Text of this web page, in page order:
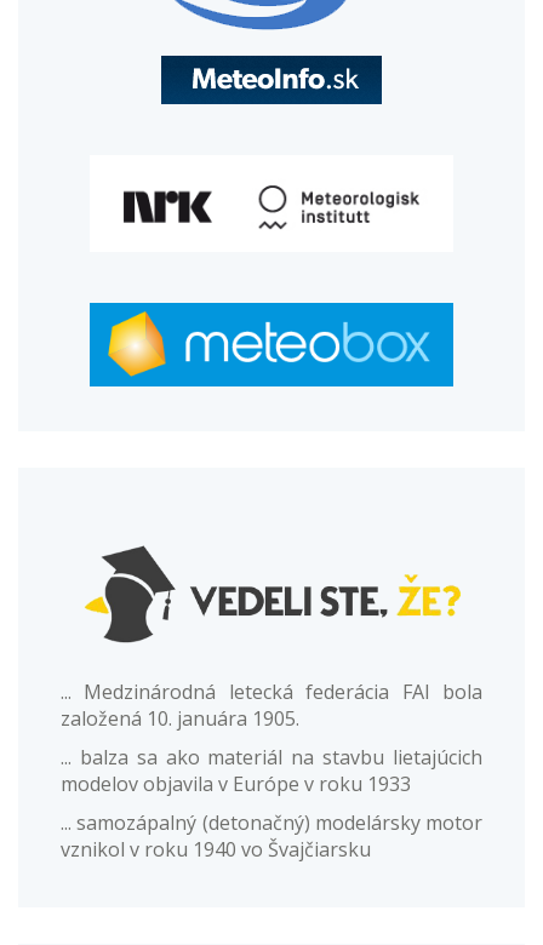
... Medzinárodná letecká federácia FAI bola
založená 10. januára 1905.
... balza sa ako materiál na stavbu lietajúcich
modelov objavila v Európe v roku 1933
... samozápalný (detonačný) modelársky motor
vznikol v roku 1940 vo Švajčiarsku